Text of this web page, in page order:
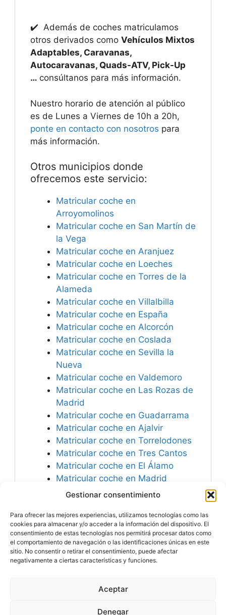
Gestionar consentimiento
Para ofrecer las mejores experiencias, utilizamos tecnologías como las
cookies para almacenar y/o acceder a la información del dispositivo. El
consentimiento de estas tecnologías nos permitirá procesar datos como
el comportamiento de navegación o las identificaciones únicas en este
sitio. No consentir o retirar el consentimiento, puede afectar
negativamente a ciertas características y funciones.
Aceptar
Denegar
✔️ Además de coches matriculamos
otros derivados como Vehículos Mixtos
Adaptables, Caravanas,
Autocaravanas, Quads-ATV, Pick-Up
… consúltanos para más información.
Nuestro horario de atención al público
es de Lunes a Viernes de 10h a 20h,
ponte en contacto con nosotros para
más información.
Otros municipios donde
ofrecemos este servicio:
Matricular coche en
Arroyomolinos
Matricular coche en San Martín de
la Vega
Matricular coche en Aranjuez
Matricular coche en Loeches
Matricular coche en Torres de la
Alameda
Matricular coche en Villalbilla
Matricular coche en España
Matricular coche en Alcorcón
Matricular coche en Coslada
Matricular coche en Sevilla la
Nueva
Matricular coche en Valdemoro
Matricular coche en Las Rozas de
Madrid
Matricular coche en Guadarrama
Matricular coche en Ajalvir
Matricular coche en Torrelodones
Matricular coche en Tres Cantos
Matricular coche en El Álamo
Matricular coche en Madrid
Matricular coche en Getafe
Alarcón
Importación.
reservados